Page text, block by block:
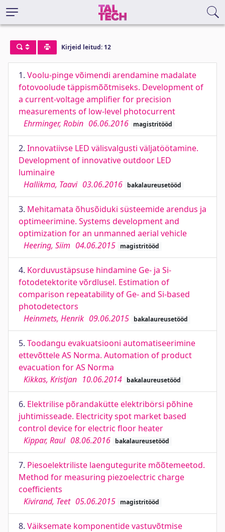
Kirjeid leitud: 12
1. Voolu-pinge võimendi arendamine madalate
fotovoolude täppismõõtmiseks. Development of
a current-voltage amplifier for precision
measurements of low-level photocurrent
Ehrminger, Robin 06.06.2016 magistritööd
2. Innovatiivse LED välisvalgusti väljatöötamine.
Development of innovative outdoor LED
luminaire
Hallikma, Taavi 03.06.2016 bakalaureusetööd
3. Mehitamata õhusõiduki süsteemide arendus ja
optimeerimine. Systems development and
optimization for an unmanned aerial vehicle
Heering, Siim 04.06.2015 magistritööd
4. Korduvustäpsuse hindamine Ge- ja Si-
fotodetektorite võrdlusel. Estimation of
comparison repeatability of Ge- and Si-based
photodetectors
Heinmets, Henrik 09.06.2015 bakalaureusetööd
5. Toodangu evakuatsiooni automatiseerimine
ettevõttele AS Norma. Automation of product
evacuation for AS Norma
Kikkas, Kristjan 10.06.2014 bakalaureusetööd
6. Elektrilise põrandakütte elektribörsi põhine
juhtimisseade. Electricity spot market based
control device for electric floor heater
Kippar, Raul 08.06.2016 bakalaureusetööd
7. Piesoelektriliste laengutegurite mõõtemeetod.
Method for measuring piezoelectric charge
coefficients
Kivirand, Teet 05.06.2015 magistritööd
8. Väiksemate komponentide vastuvõtmise